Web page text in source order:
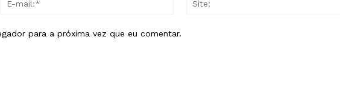
para a próxima vez que eu comentar.